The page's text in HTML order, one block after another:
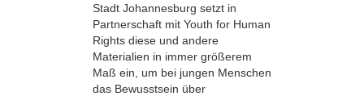
Stadt Johannesburg setzt in
Partnerschaft mit Youth for Human
Rights diese und andere
Materialien in immer größerem
Maß ein, um bei jungen Menschen
das Bewusstsein über